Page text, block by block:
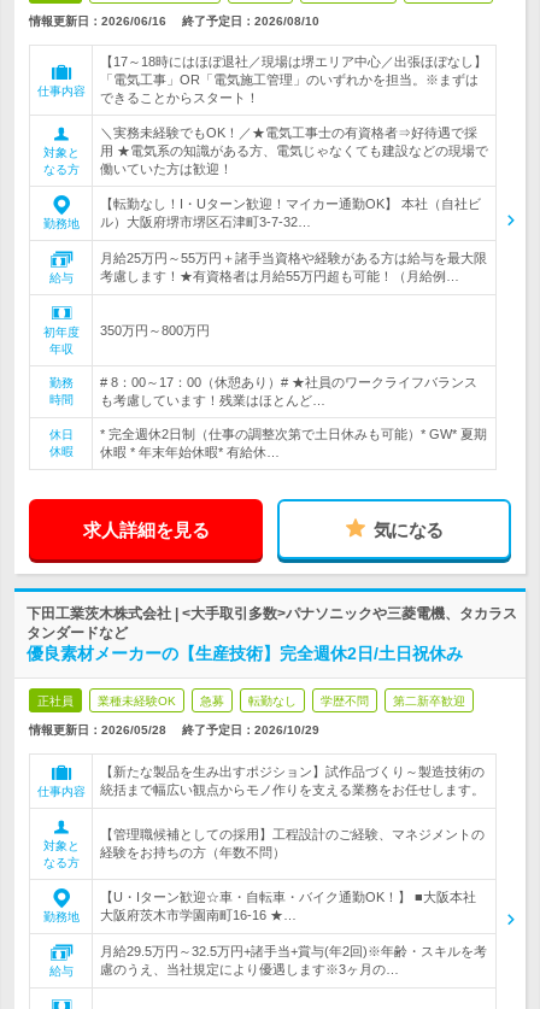
情報更新日：2026/06/16 終了予定日： 2026/08/10
仕事内容
【17～18時にはほぼ退社／現場は堺エリア中心／出張ほぼなし】
「電気工事」OR「電気施工管理」のいずれかを担当。※まずは
できることからスタート！
対象と
なる方
＼実務未経験でもOK！／★電気工事士の有資格者⇒好待遇で採
用 ★電気系の知識がある方、電気じゃなくても建設などの現場で
働いていた方は歓迎！
勤務地
【転勤なし！I・Uターン歓迎！マイカー通勤OK】 本社（自社ビ
ル）大阪府堺市堺区石津町3-7-32…
給与
月給25万円～55万円＋諸手当資格や経験がある方は給与を最大限
考慮します！★有資格者は月給55万円超も可能！（月給例…
初年度
年収
350万円～800万円
勤務
時間
# 8：00～17：00（休憩あり）# ★社員のワークライフバランス
も考慮しています！残業はほとんど…
休日
休暇
* 完全週休2日制（仕事の調整次第で土日休みも可能）* GW* 夏期
休暇 * 年末年始休暇* 有給休…
求人詳細を見る 気になる
下田工業茨木株式会社 | <大手取引多数>パナソニックや三菱電機、タカラス
タンダードなど
優良素材メーカーの【生産技術】完全週休2日/土日祝休み
正社員 業種未経験OK 急募 転勤なし 学歴不問 第二新卒歓迎
情報更新日：2026/05/28 終了予定日： 2026/10/29
仕事内容
【新たな製品を生み出すポジション】試作品づくり～製造技術の
統括まで幅広い観点からモノ作りを支える業務をお任せします。
対象と
なる方
【管理職候補としての採用】工程設計のご経験、マネジメントの
経験をお持ちの方（年数不問）
勤務地
【U・Iターン歓迎☆車・自転車・バイク通勤OK！】 ■大阪本社
大阪府茨木市学園南町16-16 ★…
給与
月給29.5万円～32.5万円+諸手当+賞与(年2回)※年齢・スキルを考
慮のうえ、当社規定により優遇します※3ヶ月の…